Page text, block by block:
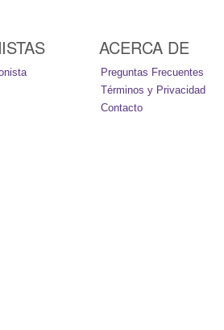
ACERCA DE
Preguntas Frecuentes
Términos y Privacidad
Contacto